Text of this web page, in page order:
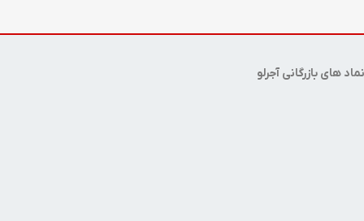
نماد های بازرگانی آجرلو